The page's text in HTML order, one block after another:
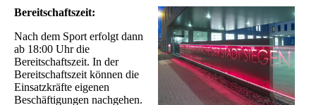
Bereitschaftszeit:
Nach dem Sport erfolgt dann
ab 18:00 Uhr die
Bereitschaftszeit. In der
Bereitschaftszeit können die
Einsatzkräfte eigenen
Beschäftigungen nachgehen.